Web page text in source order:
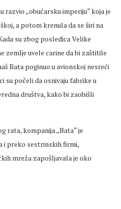
razvio „obućarsku imperiju“ koja je
a potom krenula da se širi na
su zbog posledica Velike
zemlje uvele carine da bi zaštitile
Bata poginuo u avionskoj nesreći
su počeli da osnivaju fabrike u
društva, kako bi zaobišli
rata, kompanija „Bata“ je
i preko sestrinskih firmi,
mreža zapošljavala je oko